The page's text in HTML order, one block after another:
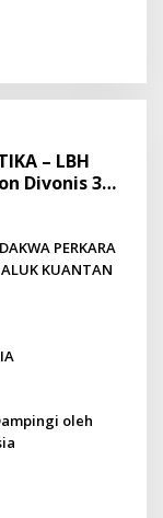
– LBH
Divonis 3
PERKARA
KUANTAN
oleh